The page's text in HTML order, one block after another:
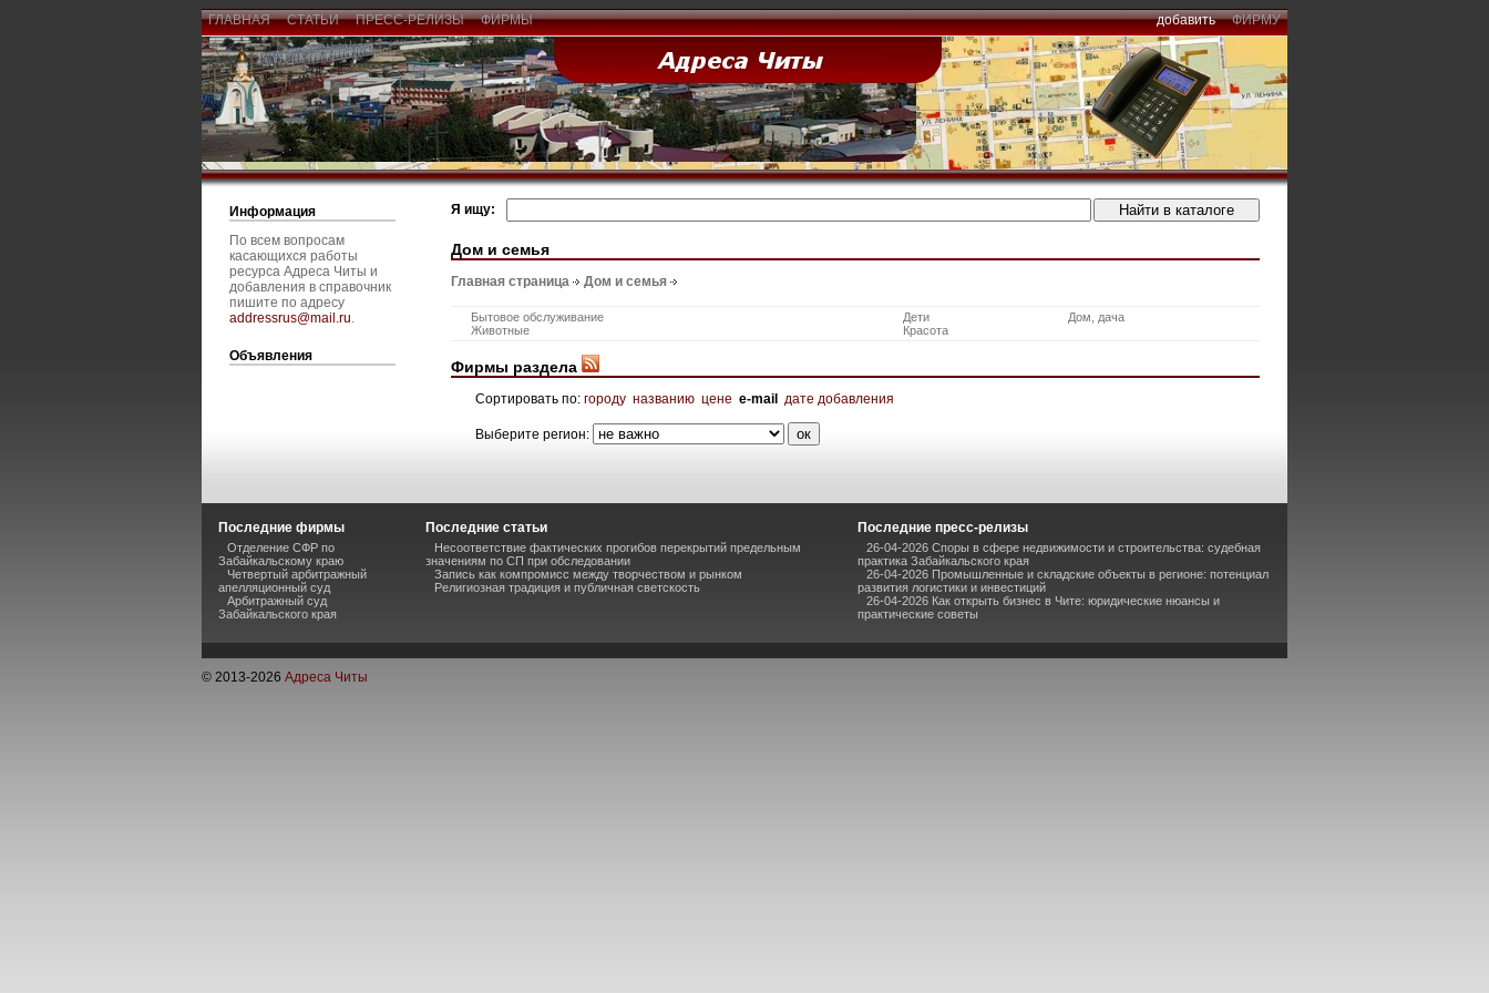
ГЛАВНАЯ СТАТЬИ ПРЕСС-РЕЛИЗЫ ФИРМЫ добавить ФИРМУ
Информация
По всем вопросам
касающихся работы
ресурса Адреса Читы и
добавления в справочник
пишите по адресу
addressrus@mail.ru.
Объявления
Я ищу:
Дом и семья
Главная страница Дом и семья
Бытовое обслуживание Дети
Дом, дача
Животные
Красота
Фирмы раздела
Сортировать по: городу названию цене e-mail дате добавления
Выберите регион:
Последние фирмы
Отделение СФР по
Забайкальскому краю
Четвертый арбитражный
апелляционный суд
Арбитражный суд
Забайкальского края
Последние статьи
Несоответствие фактических прогибов перекрытий предельным
значениям по СП при обследовании
Запись как компромисс между творчеством и рынком
Религиозная традиция и публичная светскость
Последние пресс-релизы
26-04-2026 Споры в сфере недвижимости и строительства: судебная
практика Забайкальского края
26-04-2026 Промышленные и складские объекты в регионе: потенциал
развития логистики и инвестиций
26-04-2026 Как открыть бизнес в Чите: юридические нюансы и
практические советы
© 2013-2026 Адреса Читы